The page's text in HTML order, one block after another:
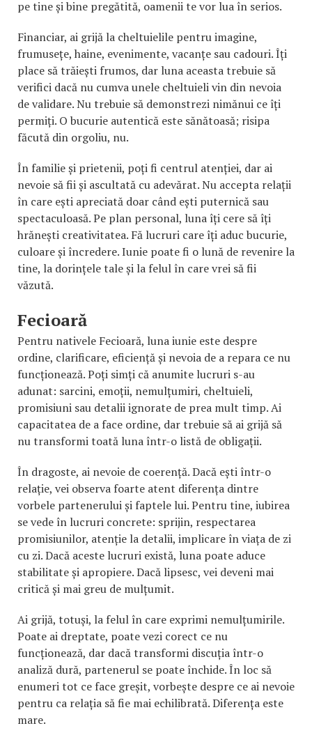
pe tine și bine pregătită, oamenii te vor lua în serios.
Financiar, ai grijă la cheltuielile pentru imagine,
frumusețe, haine, evenimente, vacanțe sau cadouri. Îți
place să trăiești frumos, dar luna aceasta trebuie să
verifici dacă nu cumva unele cheltuieli vin din nevoia
de validare. Nu trebuie să demonstrezi nimănui ce îți
permiți. O bucurie autentică este sănătoasă; risipa
făcută din orgoliu, nu.
În familie și prietenii, poți fi centrul atenției, dar ai
nevoie să fii și ascultată cu adevărat. Nu accepta relații
în care ești apreciată doar când ești puternică sau
spectaculoasă. Pe plan personal, luna îți cere să îți
hrănești creativitatea. Fă lucruri care îți aduc bucurie,
culoare și încredere. Iunie poate fi o lună de revenire la
tine, la dorințele tale și la felul în care vrei să fii
văzută.
Fecioară
Pentru nativele Fecioară, luna iunie este despre
ordine, clarificare, eficiență și nevoia de a repara ce nu
funcționează. Poți simți că anumite lucruri s-au
adunat: sarcini, emoții, nemulțumiri, cheltuieli,
promisiuni sau detalii ignorate de prea mult timp. Ai
capacitatea de a face ordine, dar trebuie să ai grijă să
nu transformi toată luna într-o listă de obligații.
În dragoste, ai nevoie de coerență. Dacă ești într-o
relație, vei observa foarte atent diferența dintre
vorbele partenerului și faptele lui. Pentru tine, iubirea
se vede în lucruri concrete: sprijin, respectarea
promisiunilor, atenție la detalii, implicare în viața de zi
cu zi. Dacă aceste lucruri există, luna poate aduce
stabilitate și apropiere. Dacă lipsesc, vei deveni mai
critică și mai greu de mulțumit.
Ai grijă, totuși, la felul în care exprimi nemulțumirile.
Poate ai dreptate, poate vezi corect ce nu
funcționează, dar dacă transformi discuția într-o
analiză dură, partenerul se poate închide. În loc să
enumeri tot ce face greșit, vorbește despre ce ai nevoie
pentru ca relația să fie mai echilibrată. Diferența este
mare.